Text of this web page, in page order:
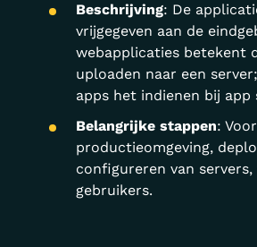
Beschrijving: De
vrijgegeven aan de
webapplicaties betekent
uploaden naar een
apps het indienen bij app
Belangrijke stappen:
productieomgeving,
configureren van servers,
gebruikers.